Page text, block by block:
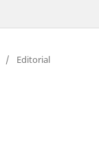
/ Editorial